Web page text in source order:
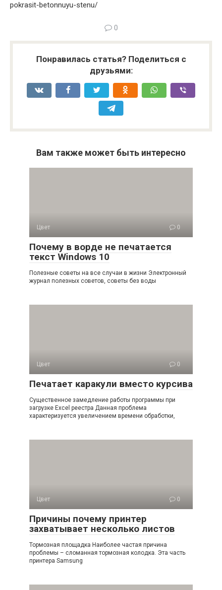
pokrasit-betonnuyu-stenu/
0
Понравилась статья? Поделиться с
друзьями:
Вам также может быть интересно
Цвет 0
Почему в ворде не печатается
текст Windows 10
Полезные советы на все случаи в жизни Электронный
журнал полезных советов, советы без воды
Цвет 0
Печатает каракули вместо курсива
Существенное замедление работы программы при
загрузке Excel реестра Данная проблема
характеризуется увеличением времени обработки,
Цвет 0
Причины почему принтер
захватывает несколько листов
Тормозная площадка Наиболее частая причина
проблемы – сломанная тормозная колодка. Эта часть
принтера Samsung